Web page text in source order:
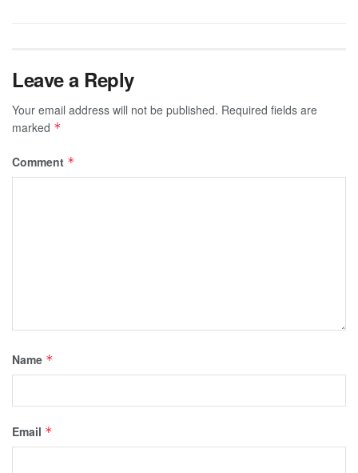
Leave a Reply
Your email address will not be published. Required fields are
marked *
Comment *
Name *
Email *